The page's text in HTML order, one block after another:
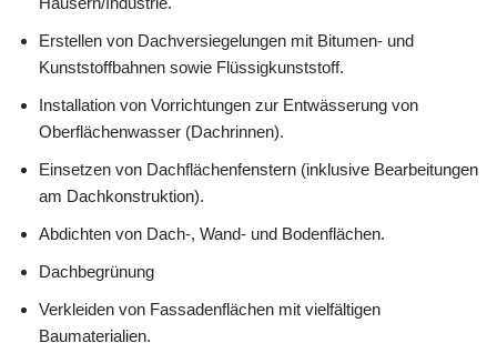
Erstellen von Dachversiegelungen mit Bitumen- und
Kunststoffbahnen sowie Flüssigkunststoff.
Installation von Vorrichtungen zur Entwässerung von
Oberflächenwasser (Dachrinnen).
Einsetzen von Dachflächenfenstern (inklusive Bearbeitungen
am Dachkonstruktion).
Abdichten von Dach-, Wand- und Bodenflächen.
Dachbegrünung
Verkleiden von Fassadenflächen mit vielfältigen
Baumaterialien.